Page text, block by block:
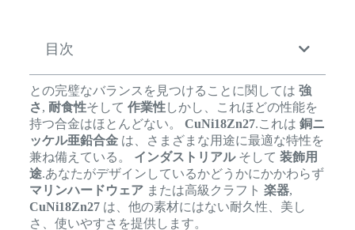
目次
との完璧なバランスを見つけることに関しては 強
さ, 耐食性そして 作業性しかし、これほどの性能を
持つ合金はほとんどない。 CuNi18Zn27.これは 銅ニ
ッケル亜鉛合金は、さまざまな用途に最適な特性を
兼ね備えている。 インダストリアルそして 装飾用
途.あなたがデザインしているかどうかにかかわらず
マリンハードウェアまたは高級クラフト 楽器,
CuNi18Zn27は、他の素材にはない耐久性、美し
さ、使いやすさを提供します。